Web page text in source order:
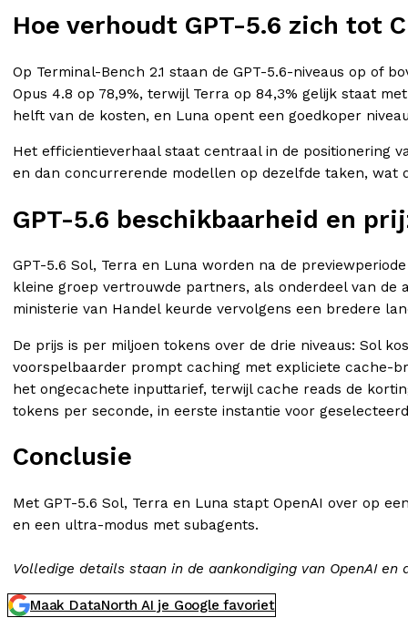
Hoe verhoudt GPT-5.6 zich tot
Op Terminal-Bench 2.1 staan de GPT-5.6-niveaus op of
Opus 4.8 op 78,9%, terwijl Terra op 84,3% gelijk staat
helft van de kosten, en Luna opent een goedkoper
Het efficientieverhaal staat centraal in de positionering
en dan concurrerende modellen op dezelfde taken,
GPT-5.6 beschikbaarheid en
GPT-5.6 Sol, Terra en Luna worden na de
kleine groep vertrouwde partners, als onderdeel van de
ministerie van Handel keurde vervolgens een bredere
De prijs is per miljoen tokens over de drie niveaus: Sol
voorspelbaarder prompt caching met expliciete cache-
het ongecachete inputtarief, terwijl cache reads de
tokens per seconde, in eerste instantie voor
Conclusie
Met GPT-5.6 Sol, Terra en Luna stapt OpenAI over op
en een ultra-modus met subagents.
Volledige details staan in de aankondiging van OpenAI
Maak DataNorth AI je Google favoriet